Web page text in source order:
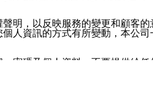
明，以反映服務的變更和顧客
人資訊的方式有所變動，本公
密碼及個人資料，不要提供給
資料、信件或進入所機關管理區